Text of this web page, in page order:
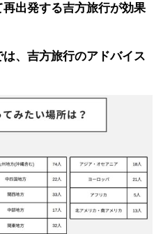
出発する吉方旅行が効果
、吉方旅行のアドバイス